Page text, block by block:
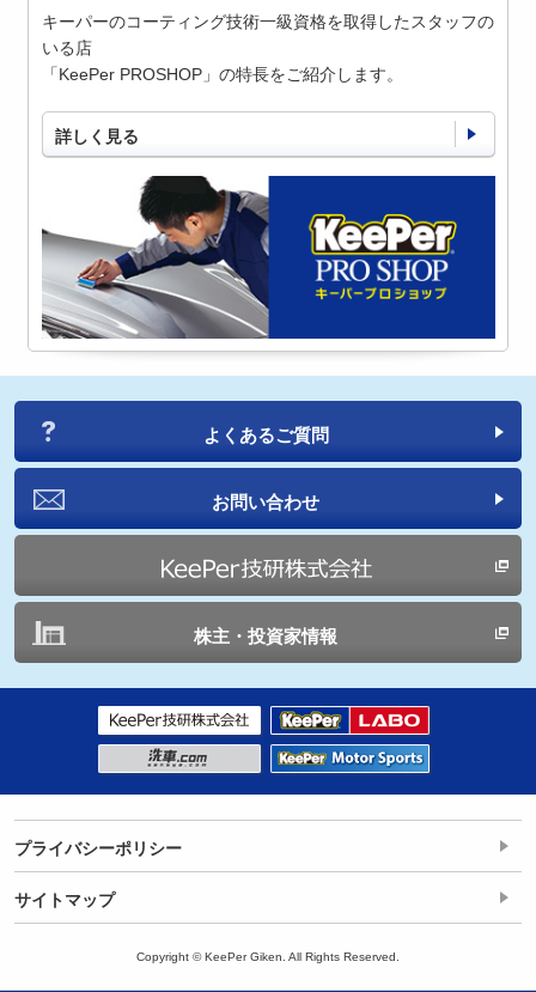
キーパーのコーティング技術一級資格を取得したスタッフの
いる店
「KeePer PROSHOP」の特長をご紹介します。
詳しく見る
よくあるご質問
お問い合わせ
株主・投資家情報
プライバシーポリシー
サイトマップ
Copyright © KeePer Giken. All Rights Reserved.